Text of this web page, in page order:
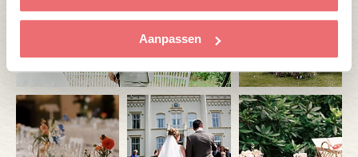
Aanpassen